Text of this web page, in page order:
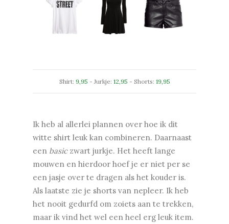
Shirt: 9,95 - Jurkje: 12,95 - Shorts: 19,95
Ik heb al allerlei plannen over hoe ik dit
witte shirt leuk kan combineren. Daarnaast
een basic zwart jurkje. Het heeft lange
mouwen en hierdoor hoef je er niet per se
een jasje over te dragen als het kouder is.
Als laatste zie je shorts van nepleer. Ik heb
het nooit gedurfd om zoiets aan te trekken,
maar ik vind het wel een heel erg leuk item.